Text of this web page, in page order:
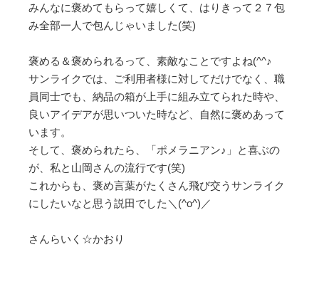
みんなに褒めてもらって嬉しくて、はりきって２７包
み全部一人で包んじゃいました(笑)
褒める＆褒められるって、素敵なことですよね(^^♪
サンライクでは、ご利用者様に対してだけでなく、職
員同士でも、納品の箱が上手に組み立てられた時や、
良いアイデアが思いついた時など、自然に褒めあって
います。
そして、褒められたら、「ポメラニアン♪」と喜ぶの
が、私と山岡さんの流行です(笑)
これからも、褒め言葉がたくさん飛び交うサンライク
にしたいなと思う説田でした＼(^o^)／
さんらいく☆かおり